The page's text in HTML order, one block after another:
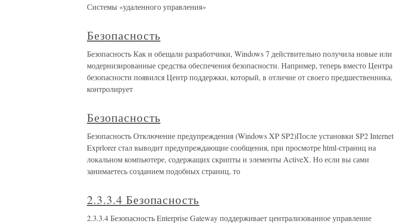
Системы «удаленного управления»
Безопасность
Безопасность Как и обещали разработчики, Windows 7 действительно получила новые или
модернизированные средства обеспечения безопасности. Например, теперь вместо Центра
безопасности появился Центр поддержки, который, в отличие от своего предшественника,
контролирует
Безопасность
Безопасность Отключение предупреждения (Windows XP SP2)После установки SP2 Internet
Exprlorer стал выводит предупреждающие сообщения, при просмотре html-страниц на
локальном компьютере, содержащих скрипты и элементы ActiveX. Но если вы сами
занимаетесь созданием подобных страниц, то
2.3.3.4 Безопасность
2.3.3.4 Безопасность Enterprise Gateway поддерживает централизованное управление